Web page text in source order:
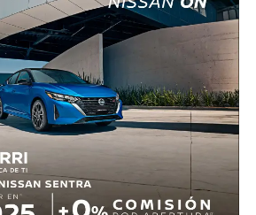
en eventos con animales e
Asimismo, contó con
y diversos legisladores, quienes
necesario fortalecer la aplicación
se repitan este tipo de hechos.